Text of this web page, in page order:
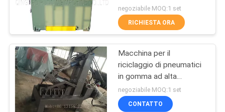
CONTATTICI
NOTIZIE
CASI
MAPPA
del frantumatore
negoziabile MOQ:1 set
RICHIESTA ORA
Macchina per il
riciclaggio di pneumatici
in gomma ad alta
pressione con
riscaldamento a vapore
negoziabile MOQ:1 set
CONTATTO